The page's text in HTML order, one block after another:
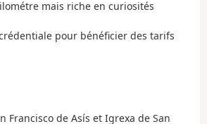
mais riche en curiosités
pour bénéficier des tarifs
Francisco de Asís et Igrexa de San